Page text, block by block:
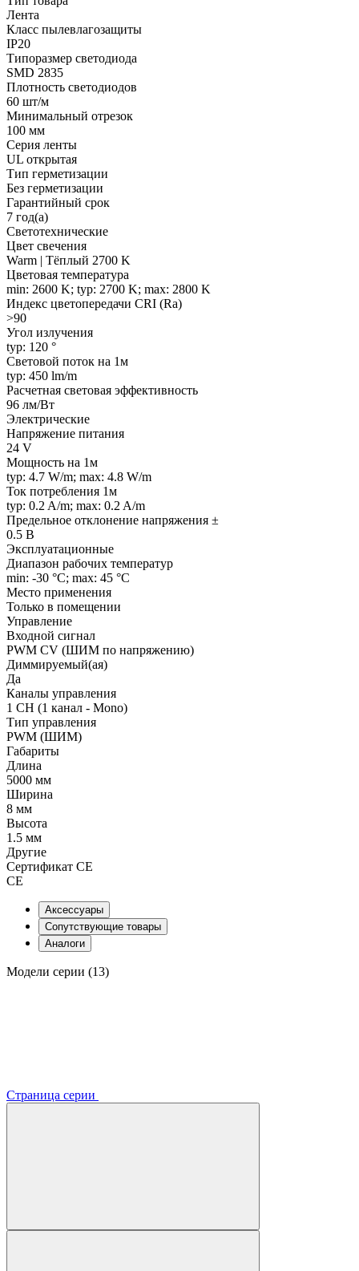
Лента
Класс пылевлагозащиты
IP20
Типоразмер светодиода
SMD 2835
Плотность светодиодов
60 шт/м
Минимальный отрезок
100 мм
Серия ленты
UL открытая
Тип герметизации
Без герметизации
Гарантийный срок
7 год(а)
Светотехнические
Цвет свечения
Warm | Тёплый 2700 K
Цветовая температура
min: 2600 K; typ: 2700 K; max: 2800 K
Индекс цветопередачи CRI (Ra)
>90
Угол излучения
typ: 120 °
Световой поток на 1м
typ: 450 lm/m
Расчетная световая эффективность
96 лм/Вт
Электрические
Напряжение питания
24 V
Мощность на 1м
typ: 4.7 W/m; max: 4.8 W/m
Ток потребления 1м
typ: 0.2 A/m; max: 0.2 A/m
Предельное отклонение напряжения ±
0.5 В
Эксплуатационные
Диапазон рабочих температур
min: -30 °C; max: 45 °C
Место применения
Только в помещении
Управление
Входной сигнал
PWM СV (ШИМ по напряжению)
Диммируемый(ая)
Да
Каналы управления
1 CH (1 канал - Mono)
Тип управления
PWM (ШИМ)
Габариты
Длина
5000 мм
Ширина
8 мм
Высота
1.5 мм
Другие
Сертификат CE
CE
Аксессуары
Сопутствующие товары
Аналоги
Модели серии (13)
Страница серии